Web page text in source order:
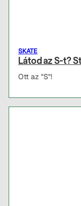
SKATE
Látod az S-t?
Ott az "S"!